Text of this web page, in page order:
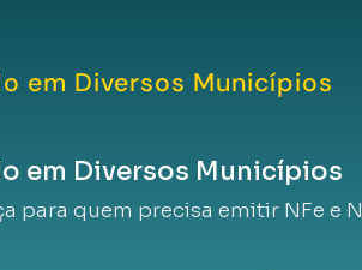
em Diversos Municípios
em Diversos Municípios
para quem precisa emitir NFe e